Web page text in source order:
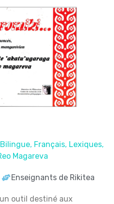
Bilingue, Français, Lexiques,
Magareva
Enseignants de Rikitea
outil destiné aux